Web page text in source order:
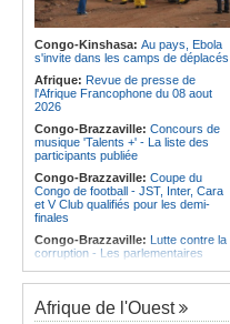
Afrique:Les statistiques clés avant
le quart de finale entre la Côte
d'Ivoire et l'Algérie
Afrique:Le Maroc et l'Afrique du
Sud se retrouvent quatre ans après
la finale
Afrique:
Côte d'Ivoire - Algérie, un
Congo-Kinshasa: Au pays, Ebola
s'invite dans les camps de déplacés
Afrique: Revue de presse de
l'Afrique Francophone du 08 aout
2026
Congo-Brazzaville: Concours de
musique 'Talents +' - La liste des
participants publiée
Congo-Brazzaville: Coupe du
Congo de football - JST, Inter, Cara
et V Club qualifiés pour les demi-
finales
Congo-Brazzaville: Lutte contre la
corruption - Les parlementaires
Congo-Brazzaville:Santé publique
- Ollombo réceptionne son hôpital de
référence
Afrique de l'Ouest